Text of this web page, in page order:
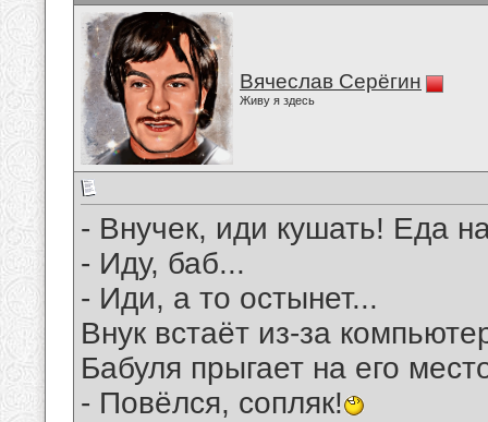
Вячеслав Серёгин
Живу я здесь
- Внучек, иди кушать! Еда
- Иду, баб...
- Иди, а то остынет...
Внук встаёт из-за
Бабуля прыгает на его
- Повёлся, сопляк!